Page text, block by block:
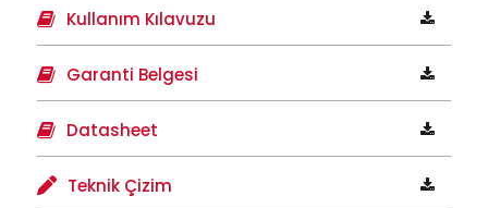
Kullanım Kılavuzu
Garanti Belgesi
Datasheet
Teknik Çizim